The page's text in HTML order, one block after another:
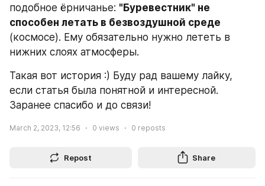
подобное ёрничанье: "Буревестник" не
способен летать в безвоздушной среде
(космосе). Ему обязательно нужно лететь в
нижних слоях атмосферы.
Такая вот история :) Буду рад вашему лайку,
если статья была понятной и интересной.
Заранее спасибо и до связи!
March 2, 2023, 12:56 0 views 0 reposts
Repost Share